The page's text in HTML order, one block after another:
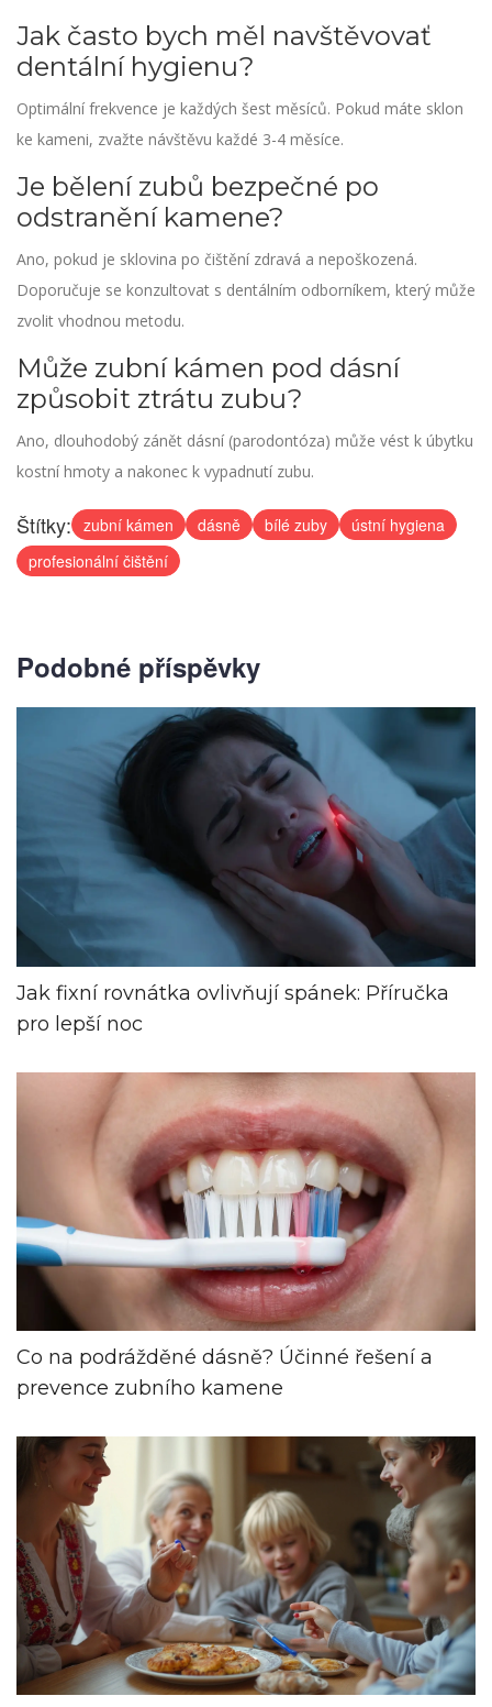
Jak často bych měl navštěvovať
dentální hygienu?
Optimální frekvence je každých šest měsíců. Pokud máte sklon
ke kameni, zvažte návštěvu každé 3-4 měsíce.
Je bělení zubů bezpečné po
odstranění kamene?
Ano, pokud je sklovina po čištění zdravá a nepoškozená.
Doporučuje se konzultovat s dentálním odborníkem, který může
zvolit vhodnou metodu.
Může zubní kámen pod dásní
způsobit ztrátu zubu?
Ano, dlouhodobý zánět dásní (parodontóza) může vést k úbytku
kostní hmoty a nakonec k vypadnutí zubu.
Štítky: zubní kámen dásně bílé zuby
ústní hygiena
profesionální čištění
Podobné příspěvky
Jak fixní rovnátka ovlivňují spánek: Příručka
pro lepší noc
Co na podrážděné dásně? Účinné řešení a
prevence zubního kamene